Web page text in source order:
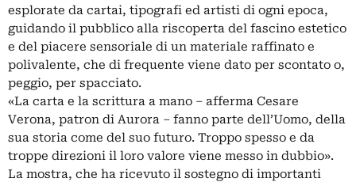
esplorate da cartai, tipografi ed artisti di ogni epoca,
guidando il pubblico alla riscoperta del fascino estetico
e del piacere sensoriale di un materiale raffinato e
polivalente, che di frequente viene dato per scontato o,
peggio, per spacciato.
«La carta e la scrittura a mano – afferma Cesare
Verona, patron di Aurora – fanno parte dell’Uomo, della
sua storia come del suo futuro. Troppo spesso e da
troppe direzioni il loro valore viene messo in dubbio».
La mostra, che ha ricevuto il sostegno di importanti